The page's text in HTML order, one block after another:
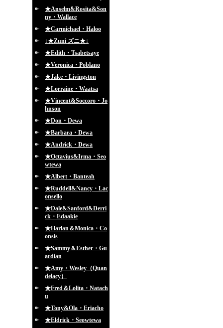
★Anselm&Rosita&Son
ny・Wallace
★Carmichael・Haloo
↓★Zuni ズニ★↓
★Edith・Tsabetsaye
★Veronica・Poblano
★Jake・Livingston
★Lorraine・Waatsa
★Vincent&Soccoro・Jo
hnson
★Don・Dewa
★Barbara・Dewa
★Andrick・Dewa
★Octavius&Irma・Seo
wtewa
★Albert・Banteah
★Ruddell&Nancy・Lac
onsello
★Dale&Sanford&Derri
ck・Edaakie
★Harlan＆Monica・Co
onsis
★Sammy＆Esther・Gu
ardian
★Amy・Wesley（Quan
delacy）
★Fred＆Lolita・Natach
u
★Tony&Ola・Eriacho
★Eldrick・Seowtewa